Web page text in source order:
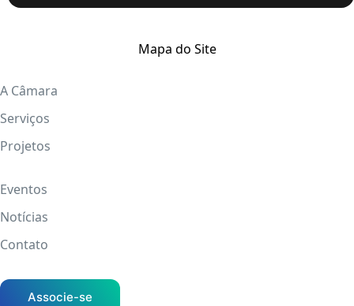
Mapa do Site
A Câmara
Serviços
Projetos
Eventos
Notícias
Contato
Associe-se